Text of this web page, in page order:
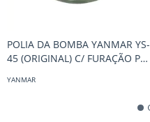
POLIA DA BOMBA YANMAR YS-
45 (ORIGINAL) C/ FURAÇÃO P/
COD. 462102
YANMAR